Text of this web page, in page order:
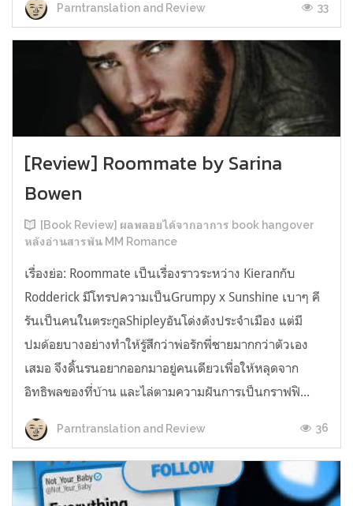
Parntranslation and Review 33
[Review] Roommate by Sarina
Bowen
[Book Review] ผลพลอยได้จากอาการ book hangover
หลังอ่านสารพัน MM Romance
เรื่องย่อ: Roommate เป็นเรื่องราวระหว่าง Kieranกับ
Rodderick มีโทรปความเป็นGrumpy x Sunshine เบาๆ คี
รันเป็นคนในตระกูลShipleyอันโด่งดังประจำเมือง แต่มี
ปมด้อยบางอย่างทำให้รู้สึกว่าพ่อรักพี่ชายมากกว่าตัวเอง
เสมอ จึงดิ้นรนอยากออกมาอยู่คนเดียวเพื่อให้หลุดจาก
อิทธิพลของที่บ้าน และไล่ตามความฝันการเป็นกราฟฟิ...
Parntranslation and Review 36